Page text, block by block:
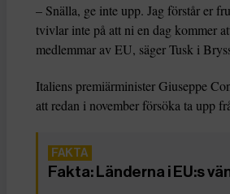
– Snälla, ge inte upp. Jag förstår er
tvivlar inte på att ni en dag kommer
medlemmar av EU, säger Tusk i
Italiens premiärminister Giuseppe
att redan i november försöka ta upp
Fakta: Länderna i EU:s